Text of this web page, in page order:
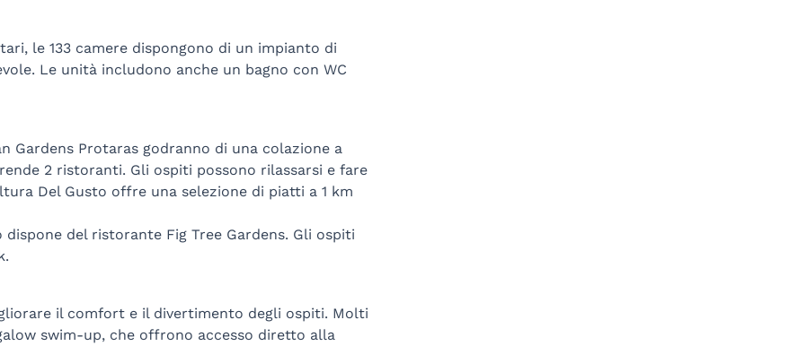
le 133 camere dispongono di un impianto di
Le unità includono anche un bagno con WC
Gardens Protaras godranno di una colazione a
2 ristoranti. Gli ospiti possono rilassarsi e fare
Del Gusto offre una selezione di piatti a 1 km
del ristorante Fig Tree Gardens. Gli ospiti
il comfort e il divertimento degli ospiti. Molti
swim-up, che offrono accesso diretto alla